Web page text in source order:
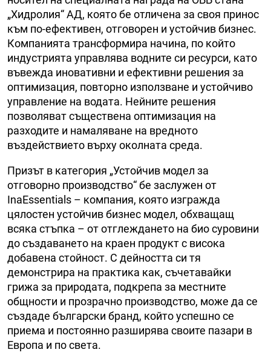
„Хидролия“ АД, която бе отличена за своя принос
към по-ефективен, отговорен и устойчив бизнес.
Компанията трансформира начина, по който
индустрията управлява водните си ресурси, като
въвежда иновативни и ефективни решения за
оптимизация, повторно използване и устойчиво
управление на водата. Нейните решения
позволяват съществена оптимизация на
разходите и намаляване на вредното
въздействието върху околната среда.
Призът в категория „Устойчив модел за
отговорно производство“ бе заслужен от
InaEssentials – компания, която изгражда
цялостен устойчив бизнес модел, обхващащ
всяка стъпка – от отглеждането на био суровини
до създаването на краен продукт с висока
добавена стойност. С дейността си тя
демонстрира на практика как, съчетавайки
грижа за природата, подкрепа за местните
общности и прозрачно производство, може да се
създаде български бранд, който успешно се
приема и постоянно разширява своите пазари в
Европа и по света.